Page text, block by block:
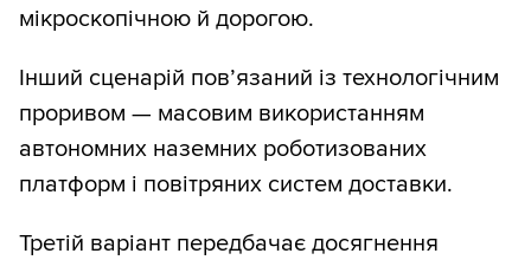
мікроскопічною й дорогою.
Інший сценарій пов’язаний із технологічним
проривом — масовим використанням
автономних наземних роботизованих
платформ і повітряних систем доставки.
Третій варіант передбачає досягнення